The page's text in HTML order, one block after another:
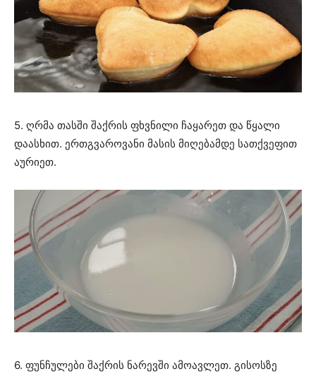
5. ღრმა თასში შაქრის ფხვნილი ჩაყარეთ და წყალი
დაასხით. ერთგვაროვანი მასის მიღებამდე სათქვეფით
აურიეთ.
6. ფუნჩულები შაქრის ნარევში ამოავლეთ. გისოსზე